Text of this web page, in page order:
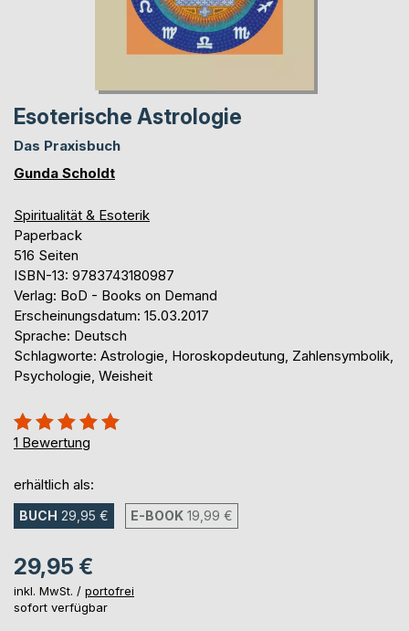
Esoterische Astrologie
Das Praxisbuch
Gunda Scholdt
Spiritualität & Esoterik
Paperback
516 Seiten
ISBN-13: 9783743180987
Verlag: BoD - Books on Demand
Erscheinungsdatum: 15.03.2017
Sprache: Deutsch
Schlagworte: Astrologie, Horoskopdeutung, Zahlensymbolik,
Psychologie, Weisheit
Bewertung::
100%
1 Bewertung
erhältlich als:
BUCH 29,95 € E-BOOK 19,99 €
29,95 €
inkl. MwSt. / portofrei
sofort verfügbar